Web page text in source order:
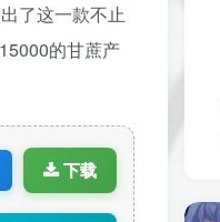
了这一款不止
的甘蔗产
下载